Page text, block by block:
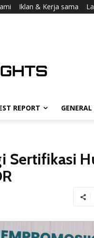
Iklan & Kerja sama
REPORT
Sertifikasi